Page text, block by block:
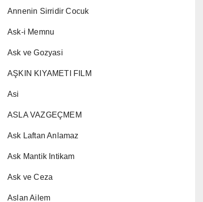
Annenin Sirridir Cocuk
Ask-i Memnu
Ask ve Gozyasi
AŞKIN KIYAMETI FILM
Asi
ASLA VAZGEÇMEM
Ask Laftan Anlamaz
Ask Mantik Intikam
Ask ve Ceza
Aslan Ailem